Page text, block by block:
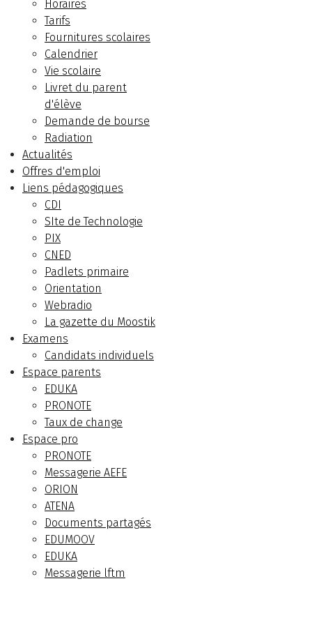
Horaires
Tarifs
Fournitures scolaires
Calendrier
Vie scolaire
Livret du parent
d'élève
Demande de bourse
Radiation
Actualités
Offres d'emploi
Liens pédagogiques
CDI
SIte de Technologie
PIX
CNED
Padlets primaire
Orientation
Webradio
La gazette du Moostik
Examens
Candidats individuels
Espace parents
EDUKA
PRONOTE
Taux de change
Espace pro
PRONOTE
Messagerie AEFE
ORION
ATENA
Documents partagés
EDUMOOV
EDUKA
Messagerie lftm